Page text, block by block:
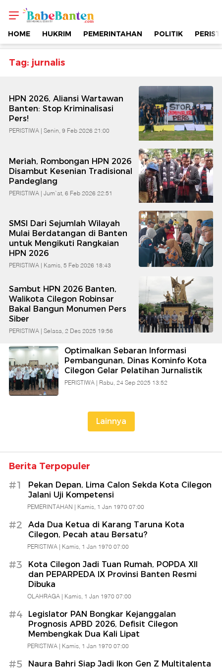
Topik
-
Jurnalis
Berimbang
&
Edukatif
Babe
Banten
HOME HUKRIM PEMERINTAHAN POLITIK
Tag: jurnalis
HPN 2026, Aliansi Wartawan
Banten: Stop Kriminalisasi
Pers!
PERISTIWA | Senin, 9 Feb 2026 21:00
Meriah, Rombongan HPN 2026
Disambut Kesenian Tradisional
Pandeglang
PERISTIWA | Jum`at, 6 Feb 2026 22:51
SMSI Dari Sejumlah Wilayah
Mulai Berdatangan di Banten
untuk Mengikuti Rangkaian
HPN 2026
PERISTIWA | Kamis, 5 Feb 2026 18:43
Sambut HPN 2026 Banten,
Walikota Cilegon Robinsar
Bakal Bangun Monumen Pers
Siber
PERISTIWA | Selasa, 2 Des 2025 19:56
Optimalkan Sebaran Informasi
Pembangunan, Dinas Kominfo Kota
Cilegon Gelar Pelatihan Jurnalistik
PERISTIWA | Rabu, 24 Sep 2025 13:52
Berita Terpopuler
#1
Pekan Depan, Lima Calon Sekda Kota Cilegon
Jalani Uji Kompetensi
PEMERINTAHAN | Kamis, 1 Jan 1970 07:00
#2
Ada Dua Ketua di Karang Taruna Kota
Cilegon, Pecah atau Bersatu?
PERISTIWA | Kamis, 1 Jan 1970 07:00
#3
Kota Cilegon Jadi Tuan Rumah, POPDA XII
dan PEPARPEDA IX Provinsi Banten Resmi
Dibuka
OLAHRAGA | Kamis, 1 Jan 1970 07:00
#4
Legislator PAN Bongkar Kejanggalan
Prognosis APBD 2026, Defisit Cilegon
Membengkak Dua Kali Lipat
PERISTIWA | Kamis, 1 Jan 1970 07:00
#5 Naura Bahri Siap Jadi Ikon Gen Z Multitalenta